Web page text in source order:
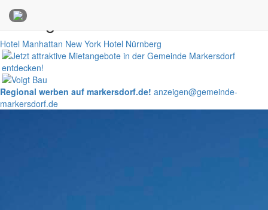
Anzeigen
Hotel Manhattan New York Hotel Nürnberg
Regional werben auf markersdorf.de! anzeigen@gemeinde-
markersdorf.de